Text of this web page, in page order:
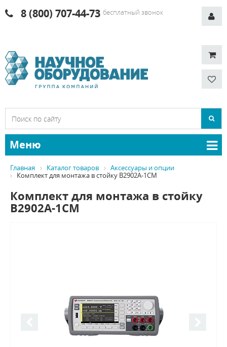
8 (800) 707-44-73 бесплатный звонок
Меню
Главная Каталог товаров
Аксессуары и опции
Комплект для монтажа в стойку B2902A-1CM
Комплект для монтажа в стойку
B2902A-1CM